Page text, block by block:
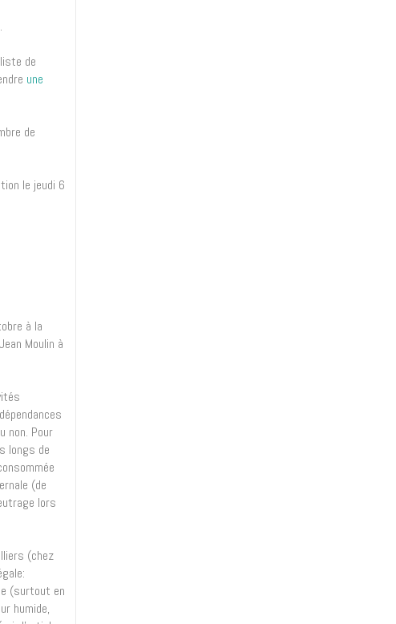
de
une
de
le jeudi 6
à la
Moulin à
non. Pour
longs de
(de
lors
(chez
(surtout en
humide,